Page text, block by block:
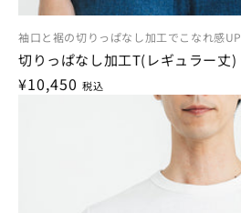
袖口と裾の切りっぱなし加工でこなれ感UP
切りっぱなし加工T(レギュラー丈)
通
¥10,450 税込